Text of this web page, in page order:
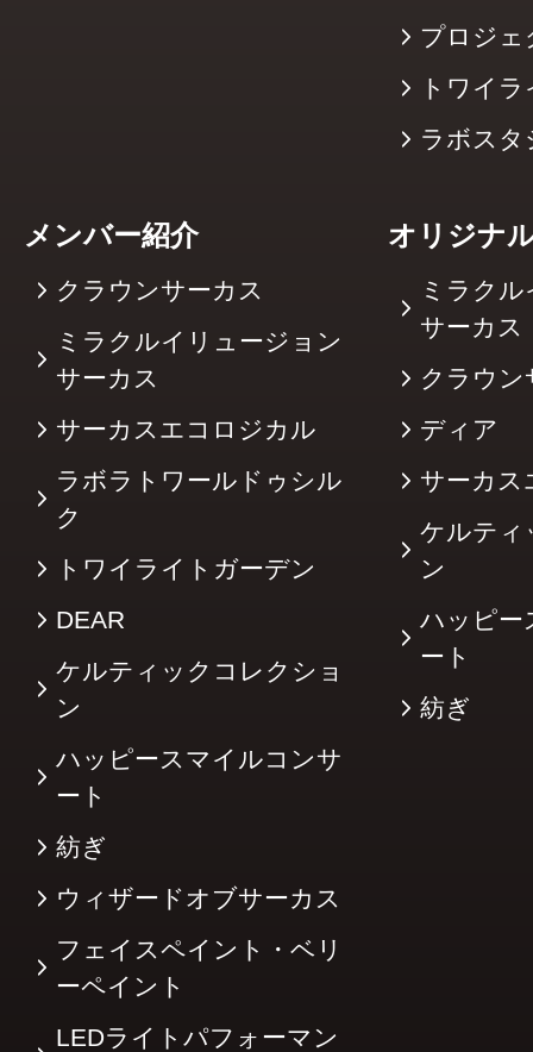
プロジェ
トワイ
ラボスタ
メンバー紹介
クラウンサーカス
ミラクルイリュージョン
サーカス
サーカスエコロジカル
ラボラトワールドゥシル
ク
トワイライトガーデン
DEAR
ケルティックコレクショ
ン
ハッピースマイルコンサ
ート
紡ぎ
ウィザードオブサーカス
フェイスペイント・ベリ
ーペイント
LEDライトパフォーマン
オリジナ
ミラク
サーカ
クラウン
ディア
サーカス
ケルティ
ン
ハッピー
ート
紡ぎ